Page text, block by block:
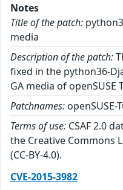
Notes
Title of the patch:
media
Description of the patch:
fixed in the python36-
GA media of openSUSE
Patchnames: openSUSE-
Terms of use: CSAF 2.0
the Creative Commons
(CC-BY-4.0).
CVE-2015-3982